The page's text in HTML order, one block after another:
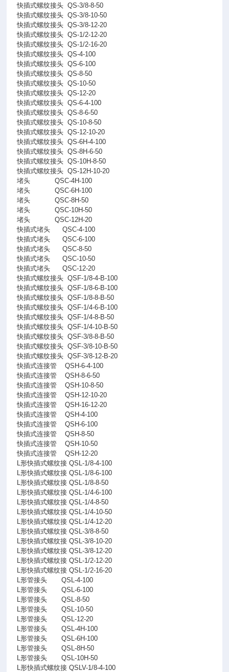
快插式螺纹接头 QS-3/8-8-50
快插式螺纹接头 QS-3/8-10-50
快插式螺纹接头 QS-3/8-12-20
快插式螺纹接头 QS-1/2-12-20
快插式螺纹接头 QS-1/2-16-20
快插式螺纹接头 QS-4-100
快插式螺纹接头 QS-6-100
快插式螺纹接头 QS-8-50
快插式螺纹接头 QS-10-50
快插式螺纹接头 QS-12-20
快插式螺纹接头 QS-6-4-100
快插式螺纹接头 QS-8-6-50
快插式螺纹接头 QS-10-8-50
快插式螺纹接头 QS-12-10-20
快插式螺纹接头 QS-6H-4-100
快插式螺纹接头 QS-8H-6-50
快插式螺纹接头 QS-10H-8-50
快插式螺纹接头 QS-12H-10-20
堵头
QSC-4H-100
堵头
QSC-6H-100
堵头
QSC-8H-50
堵头
QSC-10H-50
堵头
QSC-12H-20
快插式堵头
QSC-4-100
快插式堵头
QSC-6-100
快插式堵头
QSC-8-50
快插式堵头
QSC-10-50
快插式堵头
QSC-12-20
快插式螺纹接头 QSF-1/8-4-B-100
快插式螺纹接头 QSF-1/8-6-B-100
快插式螺纹接头 QSF-1/8-8-B-50
快插式螺纹接头 QSF-1/4-6-B-100
快插式螺纹接头 QSF-1/4-8-B-50
快插式螺纹接头 QSF-1/4-10-B-50
快插式螺纹接头 QSF-3/8-8-B-50
快插式螺纹接头 QSF-3/8-10-B-50
快插式螺纹接头 QSF-3/8-12-B-20
快插式连接管
QSH-6-4-100
快插式连接管
QSH-8-6-50
快插式连接管
QSH-10-8-50
快插式连接管
QSH-12-10-20
快插式连接管
QSH-16-12-20
快插式连接管
QSH-4-100
快插式连接管
QSH-6-100
快插式连接管
QSH-8-50
快插式连接管
QSH-10-50
快插式连接管
QSH-12-20
L形快插式螺纹接 QSL-1/8-4-100
L形快插式螺纹接 QSL-1/8-6-100
L形快插式螺纹接 QSL-1/8-8-50
L形快插式螺纹接 QSL-1/4-6-100
L形快插式螺纹接 QSL-1/4-8-50
L形快插式螺纹接 QSL-1/4-10-50
L形快插式螺纹接 QSL-1/4-12-20
L形快插式螺纹接 QSL-3/8-8-50
L形快插式螺纹接 QSL-3/8-10-20
L形快插式螺纹接 QSL-3/8-12-20
L形快插式螺纹接 QSL-1/2-12-20
L形快插式螺纹接 QSL-1/2-16-20
L形管接头
QSL-4-100
L形管接头
QSL-6-100
L形管接头
QSL-8-50
L形管接头
QSL-10-50
L形管接头
QSL-12-20
L形管接头
QSL-4H-100
L形管接头
QSL-6H-100
L形管接头
QSL-8H-50
L形管接头
QSL-10H-50
L形快插式螺纹接 QSLV-1/8-4-100